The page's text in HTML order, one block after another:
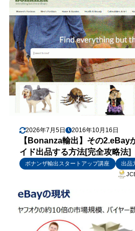
2026年7月5日 2016年10月16日
【Bonanza輸出】その2.eBay
イド出品する方法[完全攻略法]
ボナンザ輸出スタートアップ講座
出品